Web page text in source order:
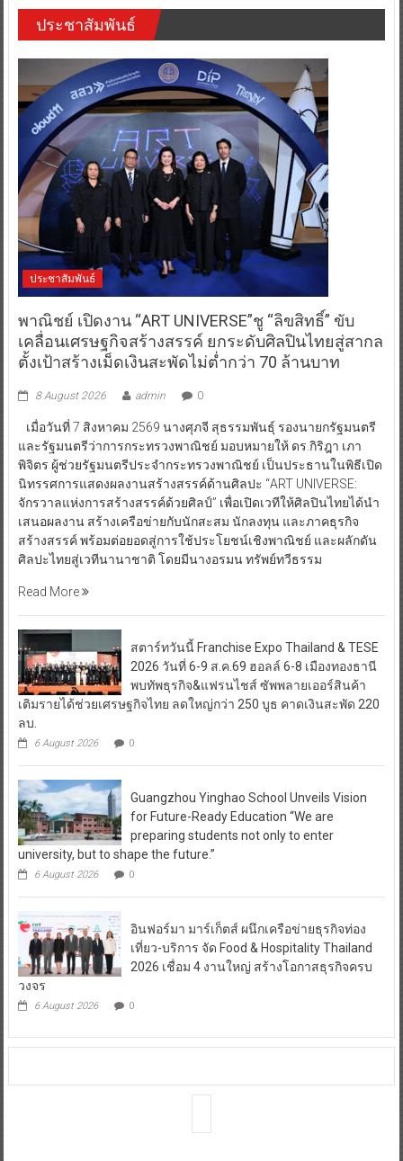
ประชาสัมพันธ์
พาณิชย์ เปิดงาน “ART UNIVERSE”ชู “ลิขสิทธิ์” ขับ
ตั้งเป้าสร้างเม็ดเงินสะพัดไม่ต่ำกว่า 70 ล้านบาท
8 August 2026 admin 0
เมื่อวันที่ 7 สิงหาคม 2569 นางศุภจี สุธรรมพันธุ์ รองนายกรัฐมนตรี
พิจิตร ผู้ช่วยรัฐมนตรีประจำกระทรวงพาณิชย์ เป็นประธานในพิธีเปิด
นิทรรศการแสดงผลงานสร้างสรรค์ด้านศิลปะ “ART UNIVERSE:
จักรวาลแห่งการสร้างสรรค์ด้วยศิลป์” เพื่อเปิดเวทีให้ศิลปินไทยได้นำ
เสนอผลงาน สร้างเครือข่ายกับนักสะสม นักลงทุน และภาคธุรกิจ
สร้างสรรค์ พร้อมต่อยอดสู่การใช้ประโยชน์เชิงพาณิชย์ และผลักดัน
ศิลปะไทยสู่เวทีนานาชาติ โดยมีนางอรมน ทรัพย์ทวีธรรม
Read More
พบทัพธุรกิจ&แฟรนไชส์ ซัพพลายเออร์สินค้า
เติมรายได้ช่วยเศรษฐกิจไทย ลดใหญ่กว่า 250 บูธ คาดเงินสะพัด 220
ลบ.
6 August 2026 0
preparing students not only to enter
university, but to shape the future.”
6 August 2026 0
2026 เชื่อม 4 งานใหญ่ สร้างโอกาสธุรกิจครบ
วงจร
6 August 2026 0